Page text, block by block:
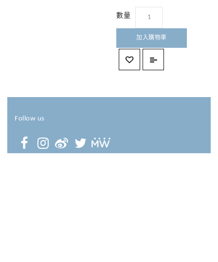
數量
加入購物車
Follow us